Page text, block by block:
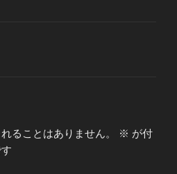
ることはありません。 ※ が付